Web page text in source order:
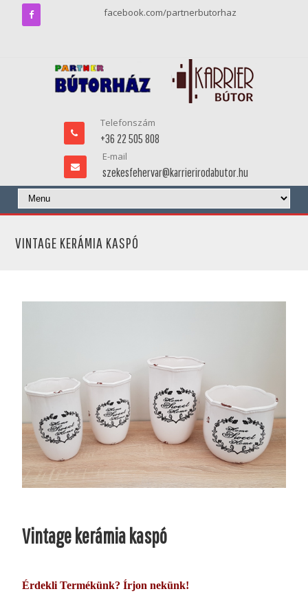
facebook.com/partnerbutorhaz
Telefonszám
+36 22 505 808
E-mail
szekesfehervar@karrierirodabutor.hu
VINTAGE KERÁMIA KASPÓ
Vintage kerámia kaspó
Érdekli Termékünk? Írjon nekünk!